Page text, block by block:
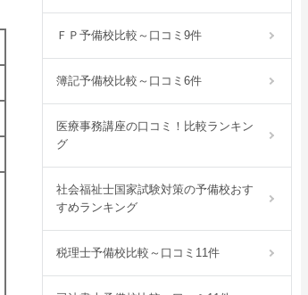
ＦＰ予備校比較～口コミ9件
簿記予備校比較～口コミ6件
医療事務講座の口コミ！比較ランキン
グ
社会福祉士国家試験対策の予備校おす
すめランキング
税理士予備校比較～口コミ11件